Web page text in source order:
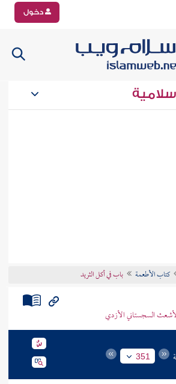
دخول
كتاب الأطعمة باب في أكل الثريد
السجستاني الأزدي
351